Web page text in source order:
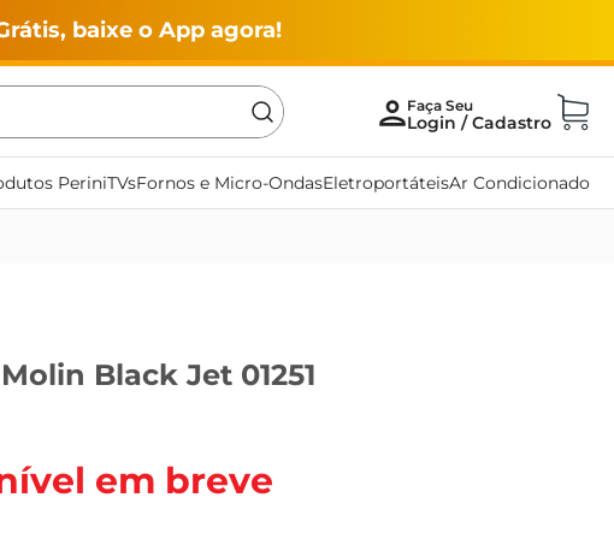
baixe o App agora!
PeriniTVsFornos e Micro-OndasEletroportáteisAr Condicionado
Black Jet 01251
em breve